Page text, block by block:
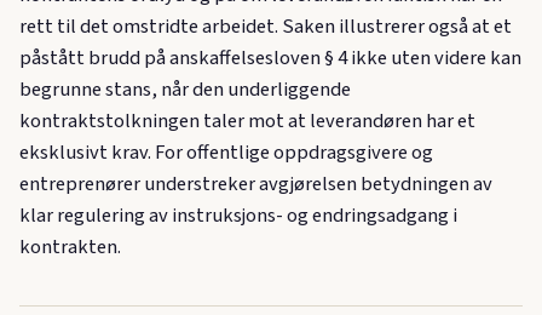
rett til det omstridte arbeidet. Saken illustrerer også at et
påstått brudd på anskaffelsesloven § 4 ikke uten videre kan
begrunne stans, når den underliggende
kontraktstolkningen taler mot at leverandøren har et
eksklusivt krav. For offentlige oppdragsgivere og
entreprenører understreker avgjørelsen betydningen av
klar regulering av instruksjons- og endringsadgang i
kontrakten.